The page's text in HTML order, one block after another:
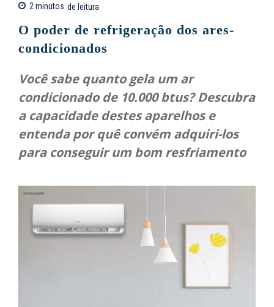
2minutos de leitura
O poder de refrigeração dos ares-
condicionados
Você sabe quanto gela um ar
condicionado de 10.000 btus? Descubra
a capacidade destes aparelhos e
entenda por quê convém adquiri-los
para conseguir um bom resfriamento